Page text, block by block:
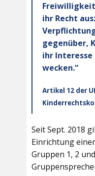
ihr Recht
gegenüber,
ihr
wecken.“
Artikel 12 der
Seit Sept. 2018
Einrichtung
Gruppen 1, 2